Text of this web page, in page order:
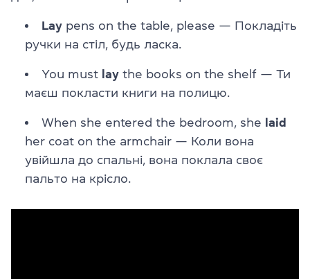
Lay pens on the table, please — Покладіть
ручки на стіл, будь ласка.
You must lay the books on the shelf — Ти
маєш покласти книги на полицю.
When she entered the bedroom, she
laid
her coat on the armchair — Коли вона
увійшла до спальні, вона поклала своє
пальто на крісло.